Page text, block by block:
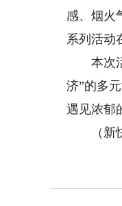
感、烟火
系列活动
本次活
济”的多
遇见浓郁
（新快